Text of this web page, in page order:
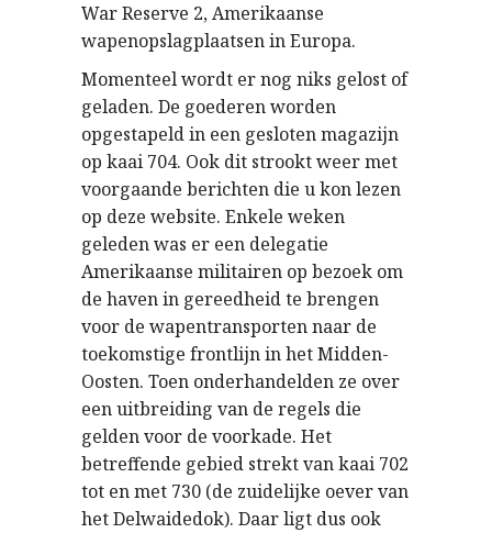
War Reserve 2, Amerikaanse
wapenopslagplaatsen in Europa.
Momenteel wordt er nog niks gelost of
geladen. De goederen worden
opgestapeld in een gesloten magazijn
op kaai 704. Ook dit strookt weer met
voorgaande berichten die u kon lezen
op deze website. Enkele weken
geleden was er een delegatie
Amerikaanse militairen op bezoek om
de haven in gereedheid te brengen
voor de wapentransporten naar de
toekomstige frontlijn in het Midden-
Oosten. Toen onderhandelden ze over
een uitbreiding van de regels die
gelden voor de voorkade. Het
betreffende gebied strekt van kaai 702
tot en met 730 (de zuidelijke oever van
het Delwaidedok). Daar ligt dus ook